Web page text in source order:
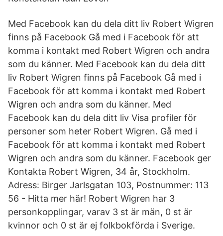
Med Facebook kan du dela ditt liv Robert Wigren
finns på Facebook Gå med i Facebook för att
komma i kontakt med Robert Wigren och andra
som du känner. Med Facebook kan du dela ditt
liv Robert Wigren finns på Facebook Gå med i
Facebook för att komma i kontakt med Robert
Wigren och andra som du känner. Med
Facebook kan du dela ditt liv Visa profiler för
personer som heter Robert Wigren. Gå med i
Facebook för att komma i kontakt med Robert
Wigren och andra som du känner. Facebook ger
Kontakta Robert Wigren, 34 år, Stockholm.
Adress: Birger Jarlsgatan 103, Postnummer: 113
56 - Hitta mer här! Robert Wigren har 3
personkopplingar, varav 3 st är män, 0 st är
kvinnor och 0 st är ej folkbokförda i Sverige.